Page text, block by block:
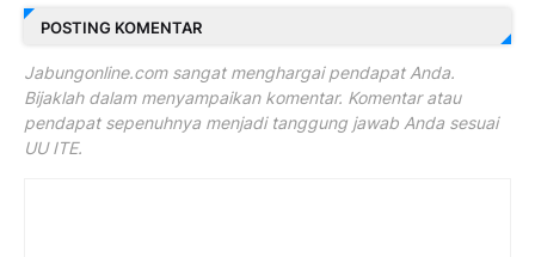
POSTING KOMENTAR
Jabungonline.com sangat menghargai pendapat Anda.
Bijaklah dalam menyampaikan komentar. Komentar atau
pendapat sepenuhnya menjadi tanggung jawab Anda sesuai
UU ITE.